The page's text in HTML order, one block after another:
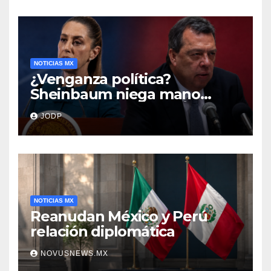
NOTICIAS MX
¿Venganza política?
Sheinbaum niega mano
negra en captura de Ángel
Aguirre
JODP
NOTICIAS MX
Reanudan México y Perú
relación diplomática
NOVUSNEWS.MX